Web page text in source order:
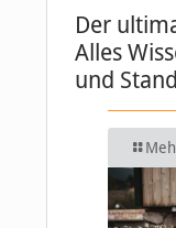
Der
Alles
und